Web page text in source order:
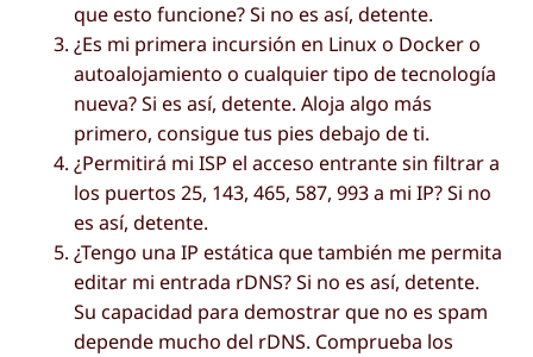
que esto funcione? Si no es así, detente.
¿Es mi primera incursión en Linux o Docker o
autoalojamiento o cualquier tipo de tecnología
nueva? Si es así, detente. Aloja algo más
primero, consigue tus pies debajo de ti.
¿Permitirá mi ISP el acceso entrante sin filtrar a
los puertos 25, 143, 465, 587, 993 a mi IP? Si no
es así, detente.
¿Tengo una IP estática que también me permita
editar mi entrada rDNS? Si no es así, detente.
Su capacidad para demostrar que no es spam
depende mucho del rDNS. Comprueba los